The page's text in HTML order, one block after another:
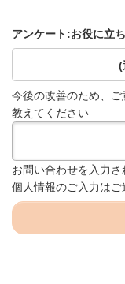
アンケート:お役に立
(
今後の改善のため、
教えてください
お問い合わせを入力さ
個人情報のご入力はご